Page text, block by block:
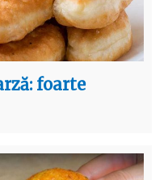
foarte